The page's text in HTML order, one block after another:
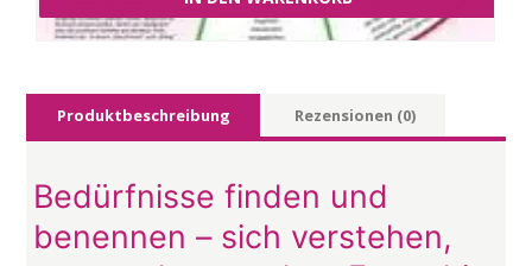
Produktbeschreibung Rezensionen (0)
Bedürfnisse finden und
benennen – sich verstehen,